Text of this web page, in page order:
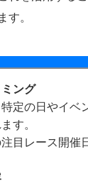
。
ング
定の日やイベ
す。
目レース開催